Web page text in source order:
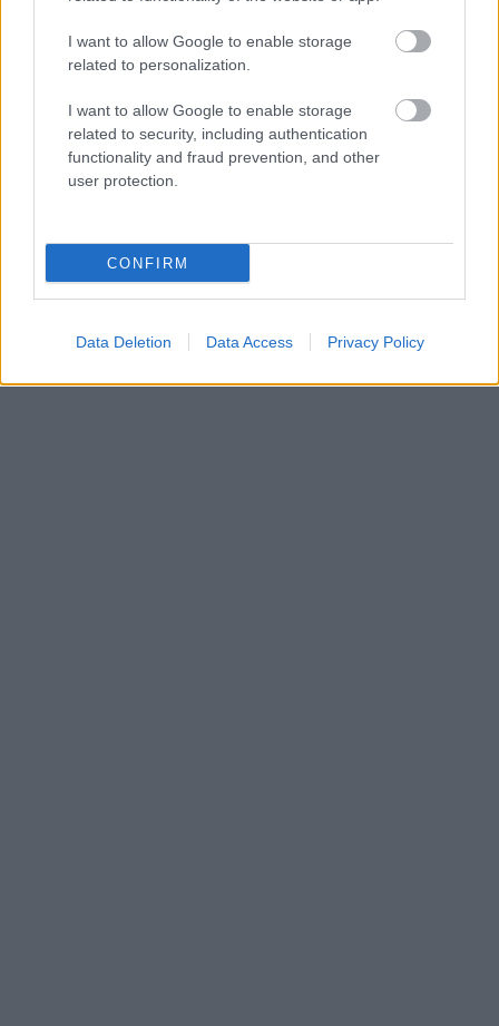
I want to allow Google to enable storage
related to personalization.
I want to allow Google to enable storage
related to security, including authentication
functionality and fraud prevention, and other
user protection.
CONFIRM
Data Deletion Data Access Privacy Policy